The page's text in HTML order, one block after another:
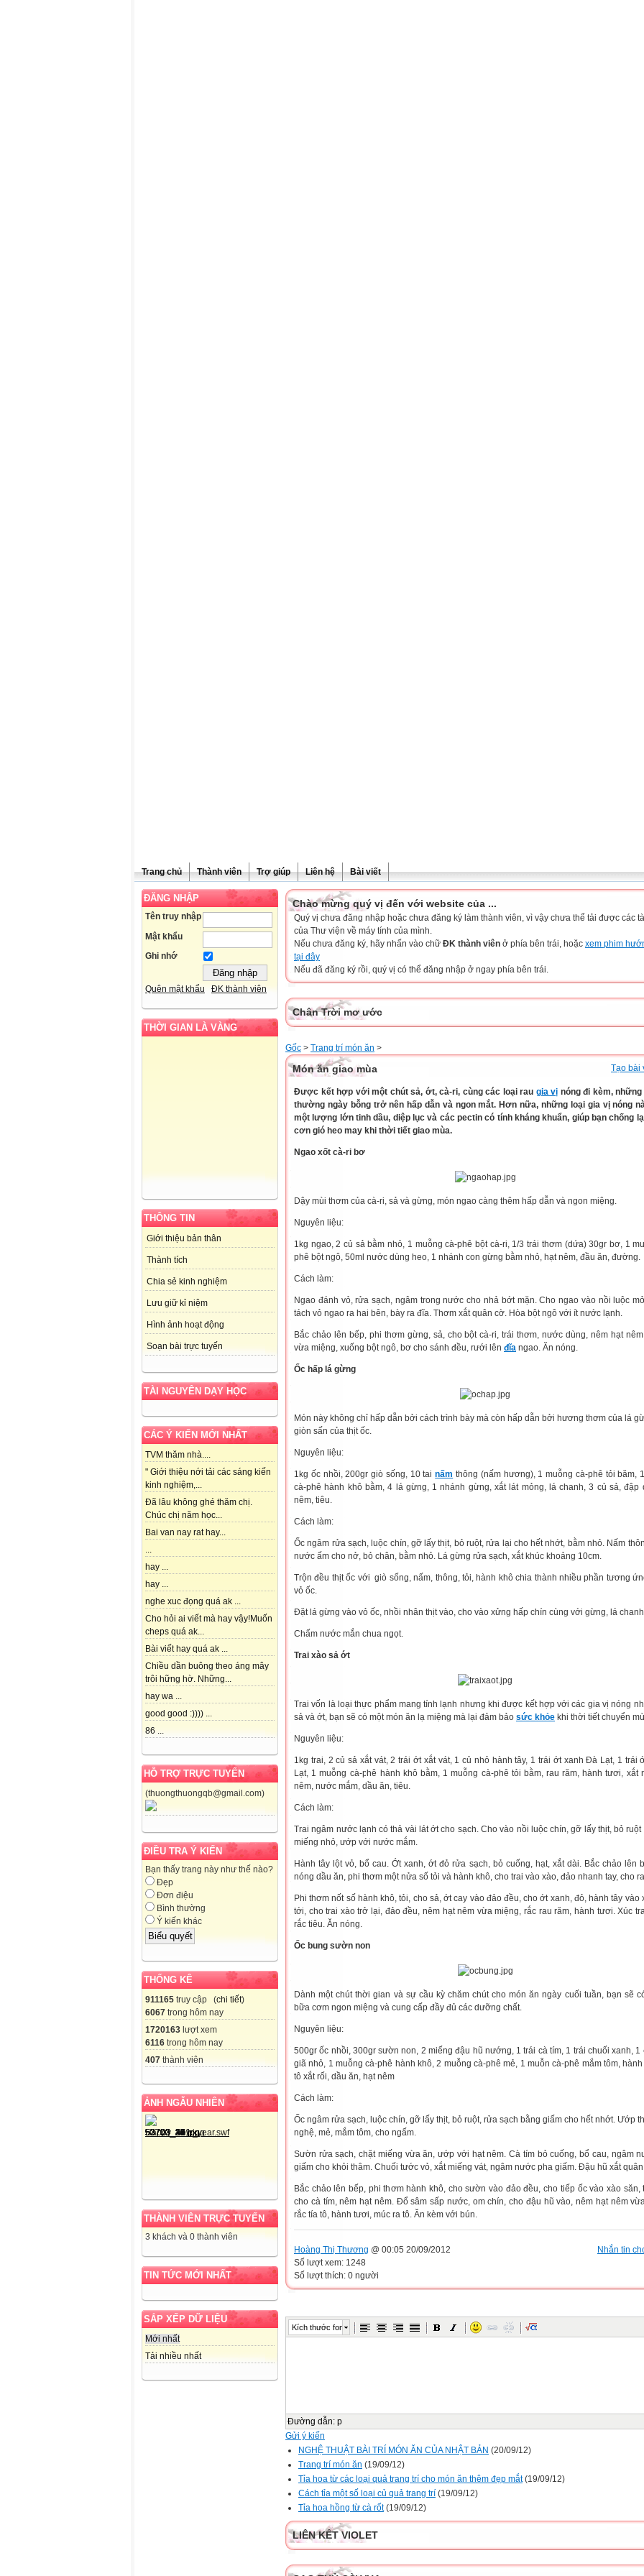
Trang chủ Thành viên Trợ giúp Liên hệ Bài viết
ĐĂNG NHẬP
Tên truy nhập
Mật khẩu
Ghi nhớ
Quên mật khẩu ĐK thành viên
THỜI GIAN LÀ VÀNG
THÔNG TIN
Giới thiệu bản thân
Thành tích
Chia sẻ kinh nghiệm
Lưu giữ kỉ niệm
Hình ảnh hoạt động
Soạn bài trực tuyến
TÀI NGUYÊN DẠY HỌC
CÁC Ý KIẾN MỚI NHẤT
TVM thăm nhà....
" Giới thiệu nới tải các sáng kiến
kinh nghiệm,...
Đã lâu không ghé thăm chị.
Chúc chị năm học...
Bai van nay rat hay...
...
hay ...
hay ...
nghe xuc đọng quá ak ...
Cho hỏi ai viết mà hay vậy!Muốn
cheps quá ak...
Bài viết hay quá ak ...
Chiều dần buông theo áng mây
trôi hững hờ. Những...
hay wa ...
good good :)))) ...
86 ...
HỖ TRỢ TRỰC TUYẾN
(thuongthuongqb@gmail.com)
ĐIỀU TRA Ý KIẾN
Bạn thấy trang này như thế nào?
Đẹp
Đơn điệu
Bình thường
Ý kiến khác
THỐNG KÊ
911165 truy cập (chi tiết)
6067 trong hôm nay
1720163 lượt xem
6116 trong hôm nay
407 thành viên
ẢNH NGẪU NHIÊN
THÀNH VIÊN TRỰC TUYẾN
3 khách và 0 thành viên
TIN TỨC MỚI NHẤT
SẮP XẾP DỮ LIỆU
Mới nhất
Tải nhiều nhất
Chào mừng quý vị đến với website của ...
Quý vị chưa đăng nhập hoặc chưa đăng ký làm thành viên, vì vậy chưa thể tải được các
của Thư viện về máy tính của mình.
Nếu chưa đăng ký, hãy nhấn vào chữ ĐK thành viên ở phía bên trái, hoặc xem phim
tại đây
Nếu đã đăng ký rồi, quý vị có thể đăng nhập ở ngay phía bên trái.
Chân Trời mơ ước
Gốc > Trang trí món ăn >
Tạo bài
Món ăn giao mùa
Được kết hợp với một chút sả, ớt, cà-ri, cùng các loại rau gia vị nóng đi kèm, những
thường ngày bỗng trở nên hấp dẫn và ngon mắt. Hơn nữa, những loại gia vị nóng
một lượng lớn tinh dầu, diệp lục và các pectin có tính kháng khuẩn, giúp bạn chống
cơn gió heo may khi thời tiết giao mùa.
Ngao xốt cà-ri bơ
Dậy mùi thơm của cà-ri, sả và gừng, món ngao càng thêm hấp dẫn và ngon miệng.
Nguyên liệu:
1kg ngao, 2 củ sả bằm nhỏ, 1 muỗng cà-phê bột cà-ri, 1/3 trái thơm (dứa) 30gr bơ, 1
phê bột ngô, 50ml nước dùng heo, 1 nhánh con gừng bằm nhỏ, hạt nêm, đầu ăn, đường.
Cách làm:
Ngao đánh vỏ, rửa sạch, ngâm trong nước cho nhả bớt mặn. Cho ngao vào nồi luộc
tách vỏ ngao ra hai bên, bày ra đĩa. Thơm xắt quân cờ. Hòa bột ngô với ít nước lạnh.
Bắc chảo lên bếp, phi thơm gừng, sả, cho bột cà-ri, trái thơm, nước dùng, nêm hạt
vừa miệng, xuống bột ngô, bơ cho sánh đều, rưới lên đĩa ngao. Ăn nóng.
Ốc hấp lá gừng
Món này không chỉ hấp dẫn bởi cách trình bày mà còn hấp dẫn bởi hương thơm của lá
giòn sấn của thịt ốc.
Nguyên liệu:
1kg ốc nhồi, 200gr giò sống, 10 tainấm thông (nấm hương), 1 muỗng cà-phê tỏi băm,
cà-phê hành khô bằm, 4 lá gừng, 1 nhánh gừng, xắt lát mỏng, lá chanh, 3 củ sả, đập
nêm, tiêu.
Cách làm:
Ốc ngâm rửa sạch, luộc chín, gỡ lấy thịt, bỏ ruột, rửa lại cho hết nhớt, bằm nhỏ. Nấm
nước ấm cho nở, bỏ chân, bằm nhỏ. Lá gừng rửa sạch, xắt khúc khoảng 10cm.
Trộn đều thịt ốc với giò sống, nấm, thông, tỏi, hành khô chia thành nhiều phần tương
vỏ ốc.
Đặt lá gừng vào vỏ ốc, nhồi nhân thịt vào, cho vào xửng hấp chín cùng với gừng, lá
Chấm nước mắn chua ngọt.
Trai xào sả ớt
Trai vốn là loại thực phẩm mang tính lạnh nhưng khi được kết hợp với các gia vị nóng
sả và ớt, bạn sẽ có một món ăn lạ miệng mà lại đảm bảo sức khỏe khi thời tiết chuyển
Nguyên liệu:
1kg trai, 2 củ sả xắt vát, 2 trái ớt xắt vát, 1 củ nhỏ hành tây, 1 trái ớt xanh Đà Lạt, 1 trái
Lạt, 1 muỗng cà-phê hành khô bằm, 1 muỗng cà-phê tỏi bằm, rau răm, hành tươi, xắt
nêm, nước mắm, dầu ăn, tiêu.
Cách làm:
Trai ngâm nước lạnh có thả vài lát ớt cho sạch. Cho vào nồi luộc chín, gỡ lấy thịt, bỏ ruột
miếng nhỏ, ướp với nước mắm.
Hành tây lột vỏ, bổ cau. Ớt xanh, ớt đỏ rửa sạch, bỏ cuống, hạt, xắt dài. Bắc chảo lên
nóng dầu ăn, phi thơm một nửa số tỏi và hành khô, cho trai vào xào, đảo nhanh tay, cho
Phi thơm nốt số hành khô, tỏi, cho sả, ớt cay vào đảo đều, cho ớt xanh, đỏ, hành tây vào
tới, cho trai xào trở lại, đảo đều, nêm hạt nêm vừa miệng, rắc rau răm, hành tươi. Xúc
rắc tiêu. Ăn nóng.
Ốc bung sườn non
Dành một chút thời gian và sự cầu kỳ chăm chút cho món ăn ngày cuối tuần, bạn sẽ
bữa cơm ngon miệng và cung cấp đầy đủ các dưỡng chất.
Nguyên liệu:
500gr ốc nhồi, 300gr sườn non, 2 miếng đậu hũ nướng, 1 trái cà tím, 1 trái chuối xanh, 1
giã nhỏ, 1 muỗng cà-phê hành khô, 2 muỗng cà-phê mẻ, 1 muỗn cà-phê mắm tôm,
tô xắt rối, dầu ăn, hạt nêm
Cách làm:
Ốc ngâm rửa sạch, luộc chín, gỡ lấy thịt, bỏ ruột, rửa sạch bằng giấm cho hết nhớt. Ướp
nghệ, mẻ, mắm tôm, cho ngấm.
Sườn rửa sạch, chặt miếng vừa ăn, ướp với hạt nêm. Cà tím bỏ cuống, bổ cau, ngâm
giấm cho khỏi thâm. Chuối tước vỏ, xắt miếng vát, ngâm nước pha giấm. Đậu hũ xắt
Bắc chảo lên bếp, phi thơm hành khô, cho sườn vào đảo đều, cho tiếp ốc vào xào săn,
cho cà tím, nêm hạt nêm. Đổ sâm sấp nước, om chín, cho đậu hũ vào, nêm hạt nêm
rắc tía tô, hành tươi, múc ra tô. Ăn kèm với bún.
Nhắn tin
Hoàng Thị Thương @ 00:05 20/09/2012
Số lượt xem: 1248
Số lượt thích: 0 người
Kích thước font
Đường dẫn: p
Gửi ý kiến
NGHỆ THUẬT BÀI TRÍ MÓN ĂN CỦA NHẬT BẢN (20/09/12)
Trang trí món ăn (19/09/12)
Tỉa hoa từ các loại quả trang trí cho món ăn thêm đẹp mắt(19/09/12)
Cách tỉa một số loại củ quả trang trí (19/09/12)
Tỉa hoa hồng từ cà rốt(19/09/12)
LIÊN KẾT VIOLET